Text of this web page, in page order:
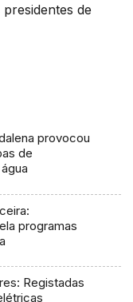
de
provocou
de
programas
Registadas